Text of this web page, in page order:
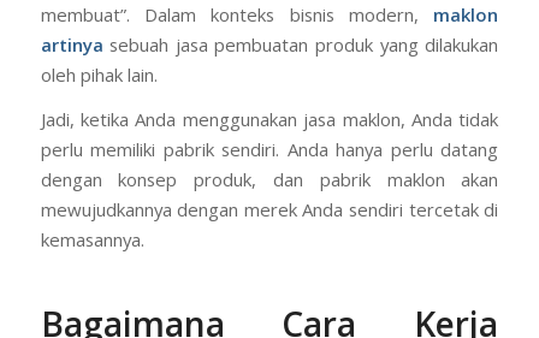
membuat”. Dalam konteks bisnis modern, maklon
artinya sebuah jasa pembuatan produk yang dilakukan
oleh pihak lain.
Jadi, ketika Anda menggunakan jasa maklon, Anda tidak
perlu memiliki pabrik sendiri. Anda hanya perlu datang
dengan konsep produk, dan pabrik maklon akan
mewujudkannya dengan merek Anda sendiri tercetak di
kemasannya.
Bagaimana Cara Kerja